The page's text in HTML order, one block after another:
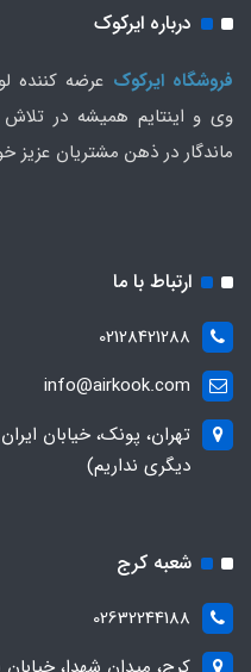
درباره ایرکوک
فروشگاه ایرکوک عرضه کننده
وی و اینتایم همیشه در
ماندگار در ذهن مشتریان عزیز
ارتباط با ما
02128421288
info@airkook.com
دیگری نداریم)
شعبه کرج
02632244188